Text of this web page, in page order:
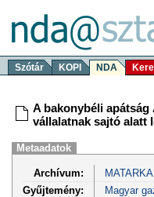
Szótár KOPI NDA
A bakonybéli
vállalatnak sajtó alatt
Metaadatok
Archívum:
Gyűjtemény:
Magyar